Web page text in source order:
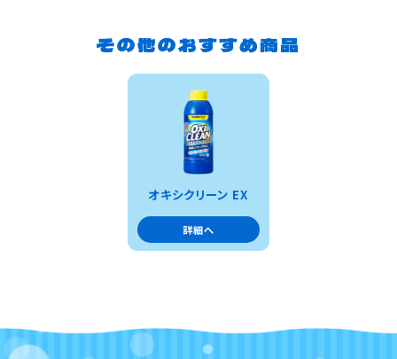
その他のおすすめ商品
オキシクリーン EX
詳細へ